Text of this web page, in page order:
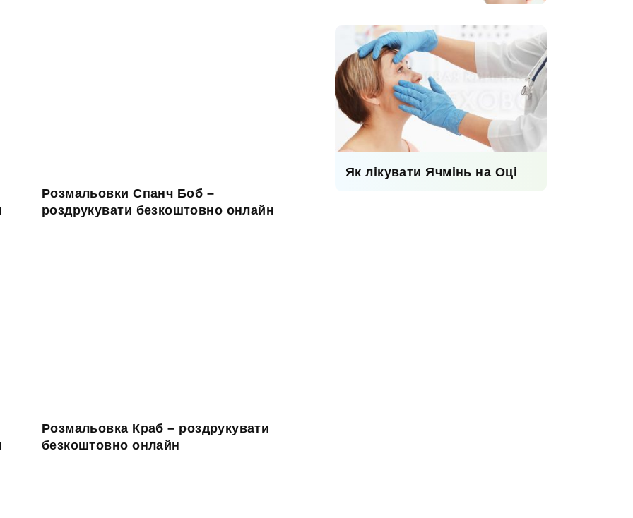
Розмальовки Спанч Боб –
роздрукувати безкоштовно онлайн
Розмальовка Краб – роздрукувати
безкоштовно онлайн
Як лікувати Ячмінь на Оці